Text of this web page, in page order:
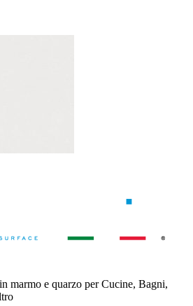
marmo e quarzo per Cucine, Bagni,